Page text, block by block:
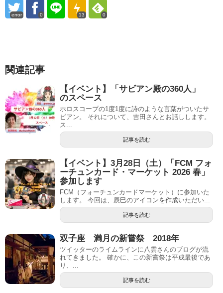
error 0 13 0
関連記事
【イベント】「サビアン殿の360人」
のスペース
ホロスコープの1度1度に詩のような言葉がついたサ
ビアン。 それについて、吉田さんとお話しします。
ス...
記事を読む
【イベント】3月28日（土）「FCM フォ
ーチュンカード・マーケット 2026 春」
参加します
FCM（フォーチュンカードマーケット）に参加いた
します。 今回は、辰巳のアイコンを作成いただい...
記事を読む
双子座 満月の新嘗祭 2018年
ツイッターのライムラインに八雲さんのブログが流
れてきました。 確かに、この新嘗祭は平成最後であ
り、...
記事を読む